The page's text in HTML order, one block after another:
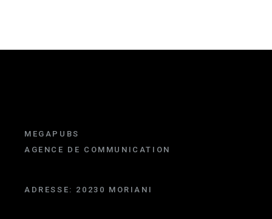
MEGAPUBS
AGENCE DE COMMUNICATION
ADRESSE: 20230 MORIANI